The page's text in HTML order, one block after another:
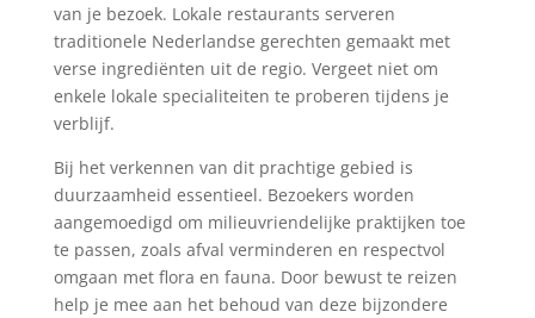
van je bezoek. Lokale restaurants serveren
traditionele Nederlandse gerechten gemaakt met
verse ingrediënten uit de regio. Vergeet niet om
enkele lokale specialiteiten te proberen tijdens je
verblijf.
Bij het verkennen van dit prachtige gebied is
duurzaamheid essentieel. Bezoekers worden
aangemoedigd om milieuvriendelijke praktijken toe
te passen, zoals afval verminderen en respectvol
omgaan met flora en fauna. Door bewust te reizen
help je mee aan het behoud van deze bijzondere